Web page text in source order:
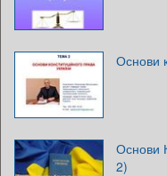
Основи
Основи
2)